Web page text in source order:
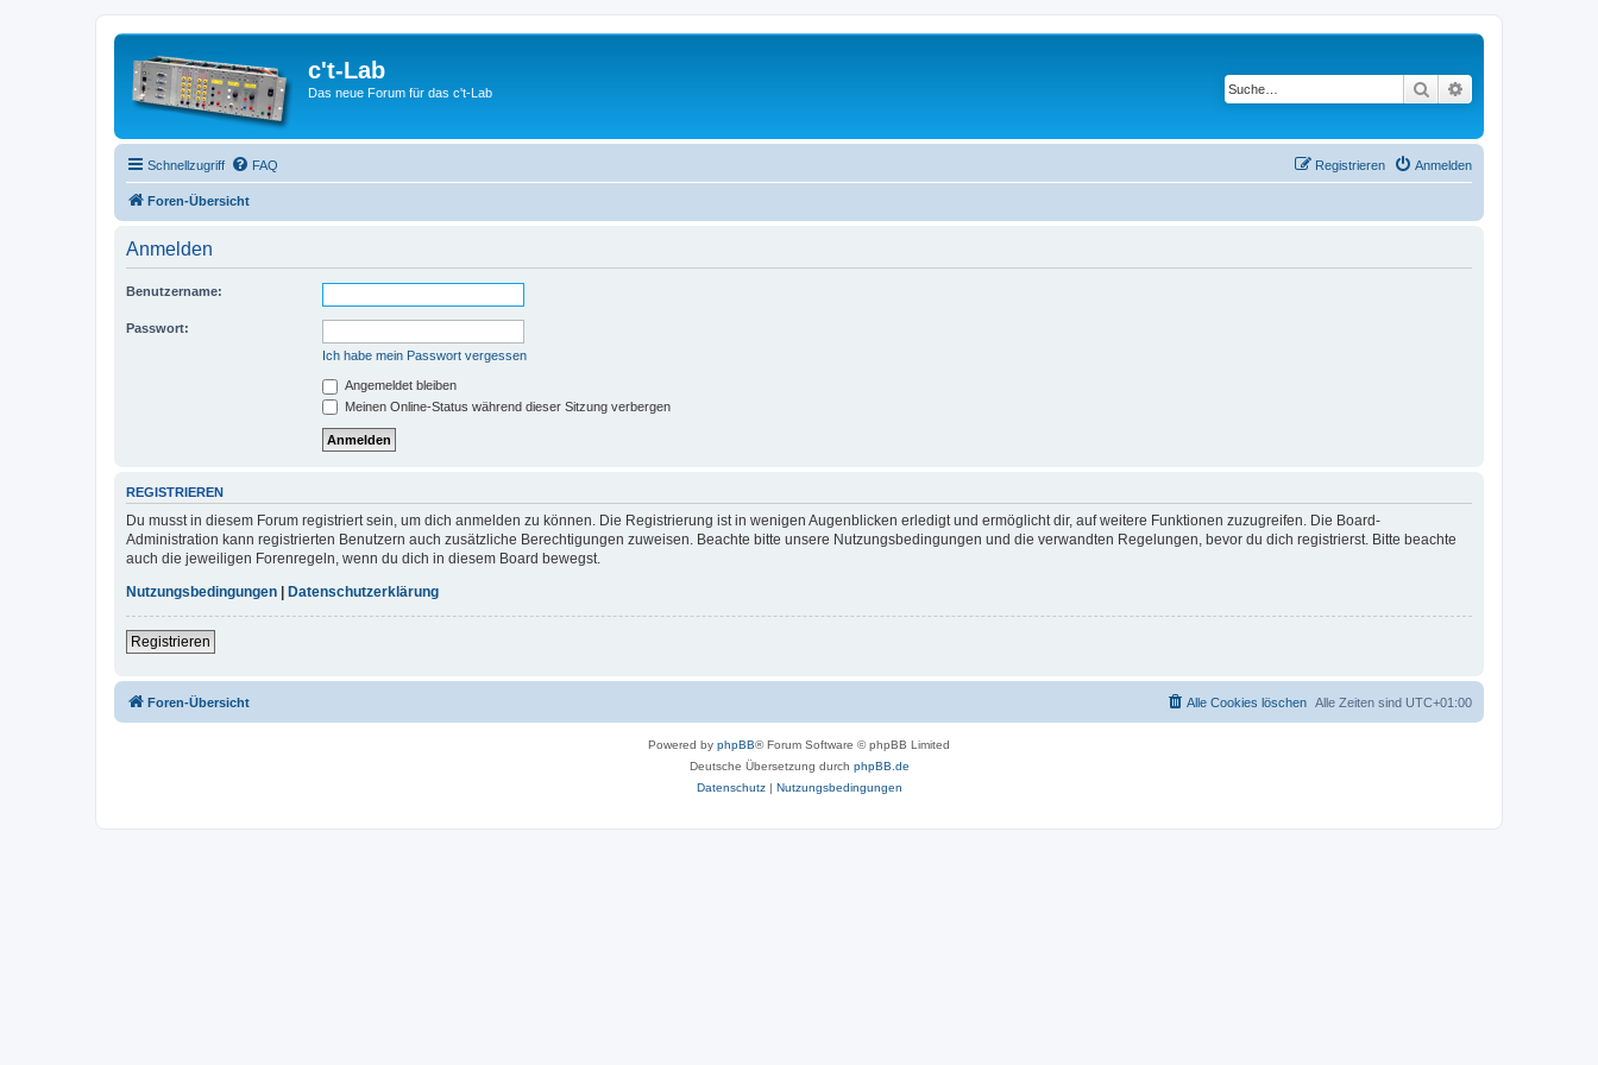
c't-Lab
Das neue Forum für das c't-Lab Suche
Schnellzugriff FAQ Anmelden
Registrieren
Foren-Übersicht
Anmelden
Benutzername:
Passwort:
Ich habe mein Passwort vergessen
Angemeldet bleiben
Meinen Online-Status während dieser Sitzung verbergen
REGISTRIEREN
Du musst in diesem Forum registriert sein, um dich anmelden zu können. Die Registrierung ist in wenigen Augenblicken erledigt und ermöglicht dir, auf weitere Funktionen zuzugreifen. Die Board-
Administration kann registrierten Benutzern auch zusätzliche Berechtigungen zuweisen. Beachte bitte unsere Nutzungsbedingungen und die verwandten Regelungen, bevor du dich registrierst. Bitte beachte
auch die jeweiligen Forenregeln, wenn du dich in diesem Board bewegst.
Nutzungsbedingungen | Datenschutzerklärung
Registrieren
Foren-Übersicht Alle Zeiten sind UTC+01:00
Alle Cookies löschen
Powered by phpBB® Forum Software © phpBB Limited
Deutsche Übersetzung durch phpBB.de
Datenschutz| Nutzungsbedingungen